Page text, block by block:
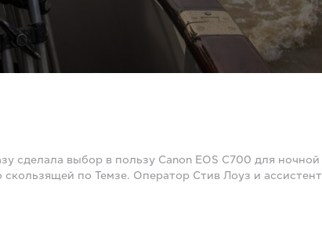
сделала выбор в пользу Canon EOS C700 для ночной
по Темзе. Оператор Стив Лоуз и ассистент